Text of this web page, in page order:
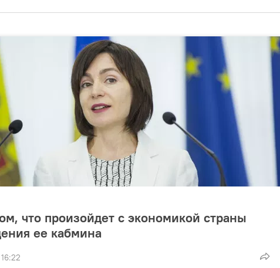
что произойдет с экономикой страны
ее кабмина